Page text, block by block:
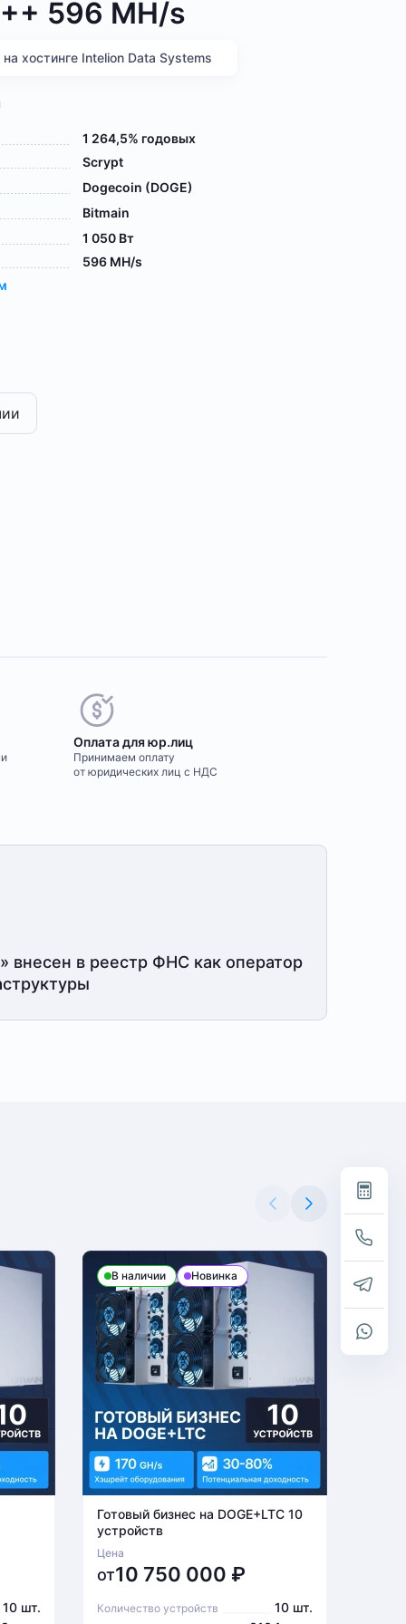
596 MH/s
хостинге Intelion Data Systems
1 264,5% годовых
Scrypt
Dogecoin (DOGE)
Bitmain
1 050 Вт
596 MH/s
Оплата для юр.лиц
Принимаем оплату
от юридических лиц с НДС
внесен в реестр ФНС как оператор
10 шт.
В наличии Новинка
Готовый бизнес на DOGE+LTC 10
устройств
Цена
от10 750 000 ₽
Количество устройств 10 шт.